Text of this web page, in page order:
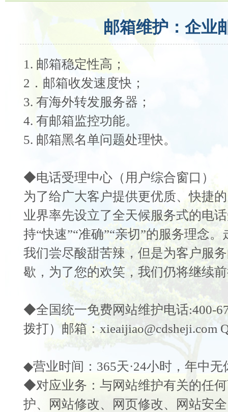
邮箱维护：企业
1. 邮箱稳定性高；
2．邮箱收发速度快；
3. 有海外转发服务器；
4. 有邮箱监控功能。
5. 邮箱黑名单问题处理快。
◆电话受理中心（用户综合窗口）
为了给广大客户提供更优质、快捷的
业界率先设立了全天候服务式的电
持“快速”“准确”“亲切”的服务理念
我们尝尽酸甜苦辣，但是为客户服
歇，为了您的欢笑，我们仍将继续
◆全国统一免费网站维护电话:400-
拨打）邮箱：xieaijiao@cdsheji.com
◆营业时间：365天·24小时，年中无
◆对应业务：与网站维护有关的任
护、 网站修改、 网页修改、 网站安全